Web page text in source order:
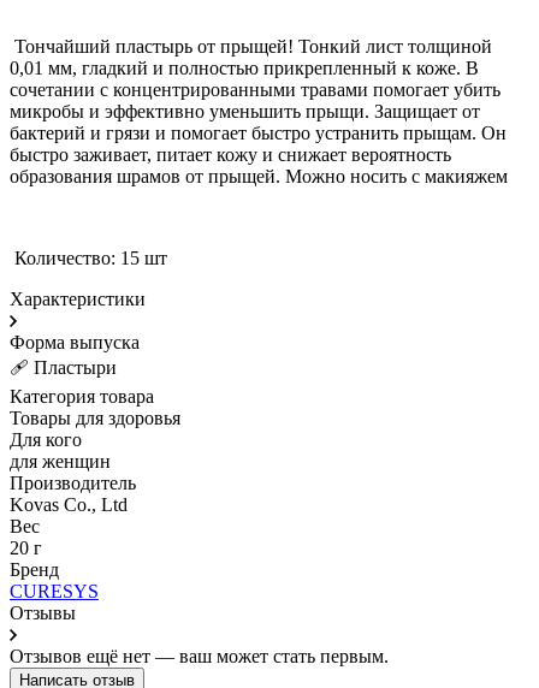
Тончайший пластырь от прыщей! Тонкий лист толщиной
0,01 мм, гладкий и полностью прикрепленный к коже. В
сочетании с концентрированными травами помогает убить
микробы и эффективно уменьшить прыщи. Защищает от
бактерий и грязи и помогает быстро устранить прыщам. Он
быстро заживает, питает кожу и снижает вероятность
образования шрамов от прыщей. Можно носить с макияжем
Количество: 15 шт
Характеристики
Форма выпуска
🩹 Пластыри
Категория товара
Товары для здоровья
Для кого
для женщин
Производитель
Kovas Co., Ltd
Вес
20 г
Бренд
CURESYS
Отзывы
Отзывов ещё нет — ваш может стать первым.
Написать отзыв